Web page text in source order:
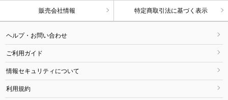
販売会社情報 特定商取引法に基づく表示
ヘルプ・お問い合わせ
ご利用ガイド
情報セキュリティについて
利用規約